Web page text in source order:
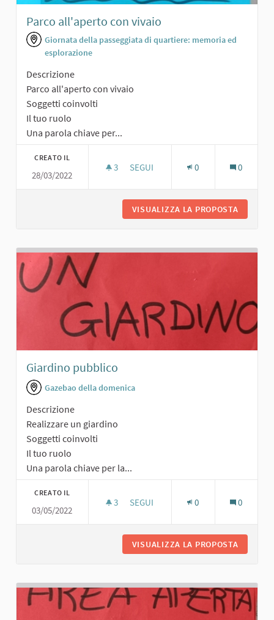
Parco all'aperto con vivaio
Giornata della passeggiata di quartiere: memoria ed
esplorazione
Descrizione
Parco all'aperto con vivaio
Soggetti coinvolti
Il tuo ruolo
Una parola chiave per...
CREATO IL
28/03/2022
3 3 SOSTENITORI
SEGUI 0 0
VISUALIZZA LA PROPOSTA
Giardino pubblico
Gazebao della domenica
Descrizione
Realizzare un giardino
Soggetti coinvolti
Il tuo ruolo
Una parola chiave per la...
CREATO IL
03/05/2022
3 3 SOSTENITORI
SEGUI 0 0
VISUALIZZA LA PROPOSTA